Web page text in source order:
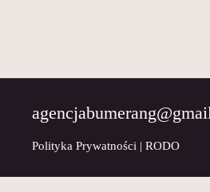
NAS
KONTAKT
Polityka Prywatności |RODO